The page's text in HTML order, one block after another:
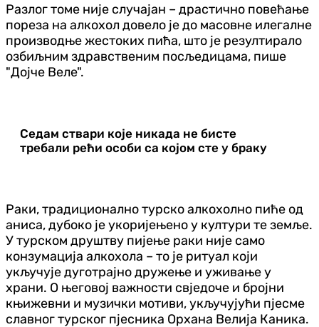
Разлог томе није случајан – драстично повећање
пореза на алкохол довело је до масовне илегалне
производње жестоких пића, што је резултирало
озбиљним здравственим посљедицама, пише
"Дојче Веле".
Седам ствари које никада не бисте
требали рећи особи са којом сте у браку
Раки, традиционално турско алкохолно пиће од
аниса, дубоко је укоријењено у култури те земље.
У турском друштву пијење раки није само
конзумација алкохола – то је ритуал који
укључује дуготрајно дружење и уживање у
храни. О његовој важности свједоче и бројни
књижевни и музички мотиви, укључујући пјесме
славног турског пјесника Орхана Велија Каника.